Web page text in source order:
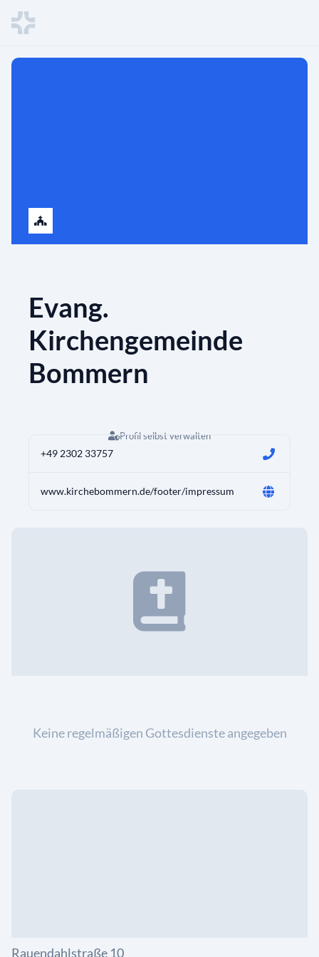
Evang.
Kirchengemeinde
Bommern
Profil selbst verwalten
+49 2302 33757
www.kirchebommern.de/footer/impressum
Keine regelmäßigen Gottesdienste angegeben
Rauendahlstraße 10